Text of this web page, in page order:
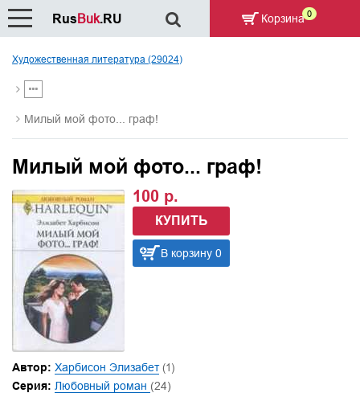
Художественная литература (29024)
Милый мой фото... граф!
Милый мой фото... граф!
100 р.
КУПИТЬ
В корзину 0
Автор: Харбисон Элизабет (1)
Серия: Любовный роман (24)
RusBuk.RU Корзина 0